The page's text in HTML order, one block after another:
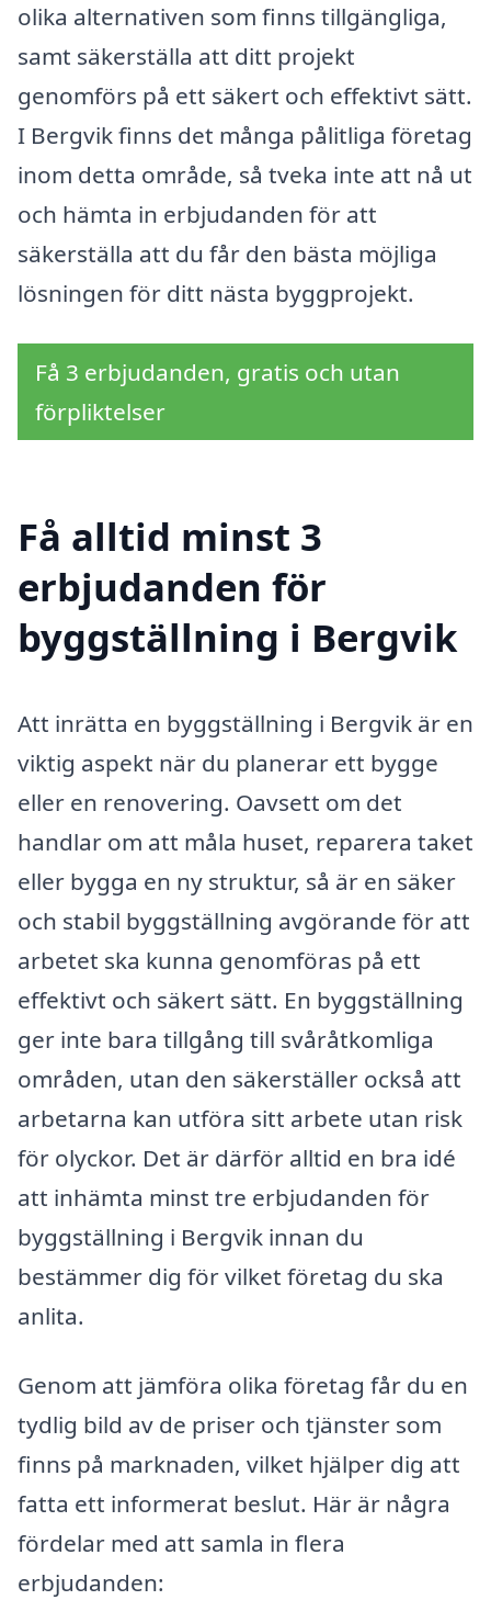
olika alternativen som finns tillgängliga,
samt säkerställa att ditt projekt
genomförs på ett säkert och effektivt sätt.
I Bergvik finns det många pålitliga företag
inom detta område, så tveka inte att nå ut
och hämta in erbjudanden för att
säkerställa att du får den bästa möjliga
lösningen för ditt nästa byggprojekt.
Få 3 erbjudanden, gratis och utan
förpliktelser
Få alltid minst 3
erbjudanden för
byggställning i Bergvik
Att inrätta en byggställning i Bergvik är en
viktig aspekt när du planerar ett bygge
eller en renovering. Oavsett om det
handlar om att måla huset, reparera taket
eller bygga en ny struktur, så är en säker
och stabil byggställning avgörande för att
arbetet ska kunna genomföras på ett
effektivt och säkert sätt. En byggställning
ger inte bara tillgång till svåråtkomliga
områden, utan den säkerställer också att
arbetarna kan utföra sitt arbete utan risk
för olyckor. Det är därför alltid en bra idé
att inhämta minst tre erbjudanden för
byggställning i Bergvik innan du
bestämmer dig för vilket företag du ska
anlita.
Genom att jämföra olika företag får du en
tydlig bild av de priser och tjänster som
finns på marknaden, vilket hjälper dig att
fatta ett informerat beslut. Här är några
fördelar med att samla in flera
erbjudanden: